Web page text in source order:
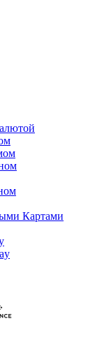
Картами